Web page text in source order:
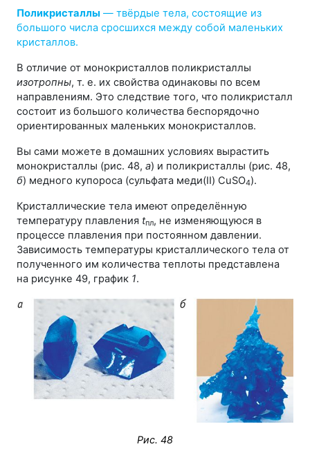
Поликристаллы — твёрдые тела, состоящие из
большого числа сросшихся между собой маленьких
кристаллов.
В отличие от монокристаллов поликристаллы
изотропны, т. е. их свойства одинаковы по всем
направлениям. Это следствие того, что поликристалл
состоит из большого количества беспорядочно
ориентированных маленьких монокристаллов.
Вы сами можете в домашних условиях вырастить
монокристаллы (рис. 48, а) и поликристаллы (рис. 48,
б) медного купороса (сульфата меди(II) CuSO4).
Кристаллические тела имеют определённую
температуру плавления tпл, не изменяющуюся в
процессе плавления при постоянном давлении.
Зависимость температуры кристаллического тела от
полученного им количества теплоты представлена
на рисунке 49, график 1.
Рис. 48